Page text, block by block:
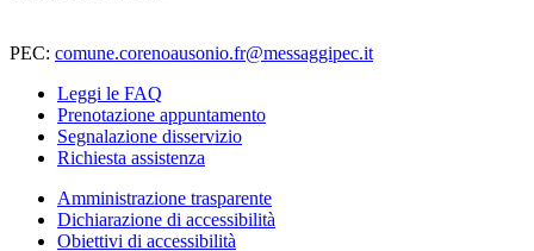
PEC: comune.corenoausonio.fr@messaggipec.it
Leggi le FAQ
Prenotazione appuntamento
Segnalazione disservizio
Richiesta assistenza
Amministrazione trasparente
Dichiarazione di accessibilità
Obiettivi di accessibilità